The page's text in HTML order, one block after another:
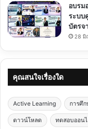
อบรม
ระบบ
บัตรจ
28 มิ
คุณสนใจเรื่องใด
Active Learning การศึก
ดาวน์โหลด ทดสอบออน